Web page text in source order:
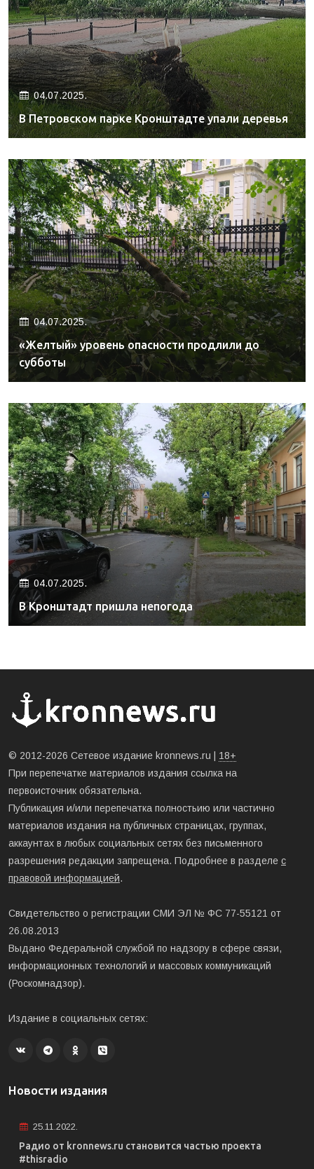
04.07.2025.
В Петровском парке Кронштадте упали деревья
04.07.2025.
«Желтый» уровень опасности продлили до
субботы
04.07.2025.
В Кронштадт пришла непогода
© 2012-2026 Сетевое издание kronnews.ru | 18+
При перепечатке материалов издания ссылка на
первоисточник обязательна.
Публикация и/или перепечатка полностьию или частично
материалов издания на публичных страницах, группах,
аккаунтах в любых социальных сетях без письменного
разрешения редакции запрещена. Подробнее в разделе с
правовой информацией.
Свидетельство о регистрации СМИ ЭЛ № ФС 77-55121 от
26.08.2013
Выдано Федеральной службой по надзору в сфере связи,
информационных технологий и массовых коммуникаций
(Роскомнадзор).
Издание в социальных сетях:
Новости издания
25.11.2022.
Радио от kronnews.ru становится частью проекта
#thisradio